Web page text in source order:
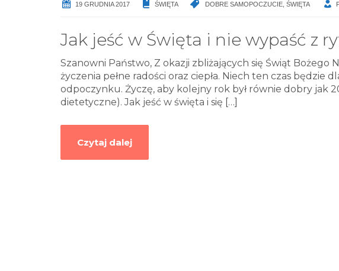
19 GRUDNIA 2017 ŚWIĘTA DOBRE SAMOPOCZUCIE ŚWIĘTA
Jak jeść w Święta i nie wypaść z
Szanowni Państwo, Z okazji zbliżających się Świąt Bożego
życzenia pełne radości oraz ciepła. Niech ten czas będzie
odpoczynku. Życzę, aby kolejny rok był równie dobry jak
dietetyczne). Jak jeść w święta i się […]
Czytaj dalej